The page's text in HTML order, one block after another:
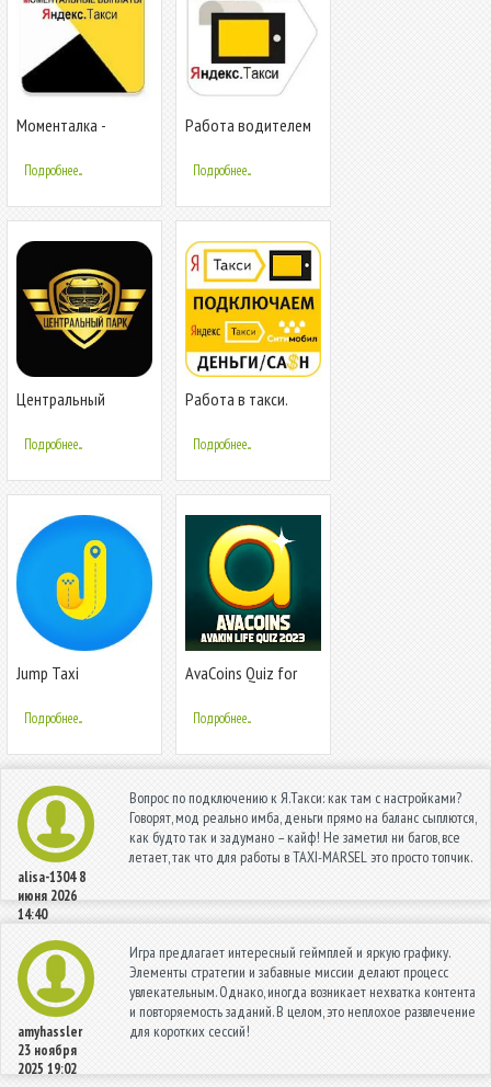
Моменталка -
Я. Такси в Таксометр
Подробнее...
Работа водителем
Таксометре PRO и
Подробнее...
Центральный
подключение к
Яндекс.Такси
Подробнее...
Работа в такси.
моментальный
вывод
Подробнее...
Jump Taxi
Подробнее...
AvaCoins Quiz for
Подробнее...
alisa-1304 8
июня 2026
14:40
Вопрос по подключению к Я.Такси: как там с настройками?
Говорят, мод реально имба, деньги прямо на баланс сыплются,
как будто так и задумано – кайф! Не заметил ни багов, все
летает, так что для работы в TAXI-MARSEL это просто топчик.
amyhassler
23 ноября
2025 19:02
Игра предлагает интересный геймплей и яркую графику.
Элементы стратегии и забавные миссии делают процесс
увлекательным. Однако, иногда возникает нехватка контента
и повторяемость заданий. В целом, это неплохое развлечение
для коротких сессий!